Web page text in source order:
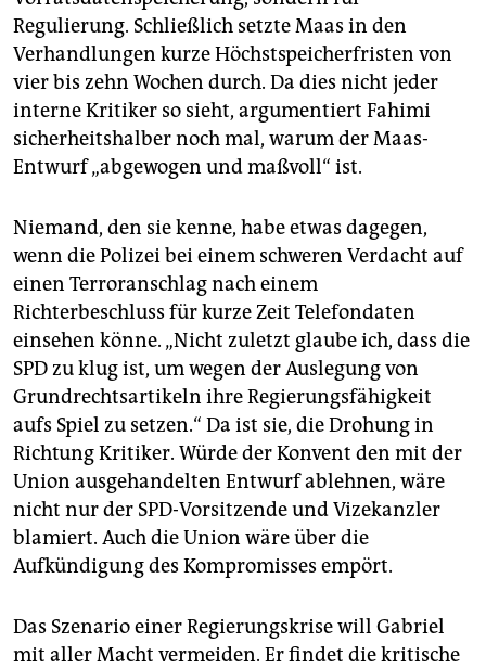
Regulierung. Schließlich setzte Maas in den
Verhandlungen kurze Höchstspeicherfristen von
vier bis zehn Wochen durch. Da dies nicht jeder
interne Kritiker so sieht, argumentiert Fahimi
sicherheitshalber noch mal, warum der Maas-
Entwurf „abgewogen und maßvoll“ ist.
Niemand, den sie kenne, habe etwas dagegen,
wenn die Polizei bei einem schweren Verdacht auf
einen Terroranschlag nach einem
Richterbeschluss für kurze Zeit Telefondaten
einsehen könne. „Nicht zuletzt glaube ich, dass die
SPD zu klug ist, um wegen der Auslegung von
Grundrechtsartikeln ihre Regierungsfähigkeit
aufs Spiel zu setzen.“ Da ist sie, die Drohung in
Richtung Kritiker. Würde der Konvent den mit der
Union ausgehandelten Entwurf ablehnen, wäre
nicht nur der SPD-Vorsitzende und Vizekanzler
blamiert. Auch die Union wäre über die
Aufkündigung des Kompromisses empört.
Das Szenario einer Regierungskrise will Gabriel
mit aller Macht vermeiden. Er findet die kritische